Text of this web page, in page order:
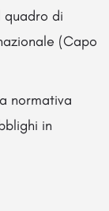
quadro di
(Capo
normativa
in